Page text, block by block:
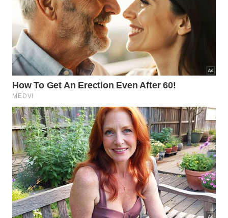
Maresias, o Arraiá Caiçara, espetáculos infantis e
apresentações no Teatro Municipal.
Na segunda quinzena de julho, o calendário inclui a
Festa de Santana, no Pontal da Cruz, o 14º Arraial
Gastronômico do Projeto Buscapé – Mitos e Lendas,
em Camburi, e o concerto Do Clássico ao Rock,
promovido pela Orff Music Escola de Música.